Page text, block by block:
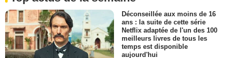
Déconseillée aux moins de 16
ans : la suite de cette série
Netflix adaptée de l'un des 100
meilleurs livres de tous les
temps est disponible
aujourd'hui